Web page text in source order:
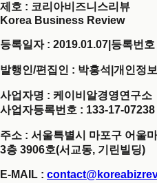
제호 : 코리아비즈니스리뷰
Korea Business Review
등록일자 : 2019.01.07 등록번
발행인/편집인 : 박홍석 개인정
사업자명 : 케이비알경영연구소
사업자등록번호 : 133-17-07238
주소 : 서울특별시 마포구 어울
3층 3906호(서교동, 기린빌딩)
E-MAIL :